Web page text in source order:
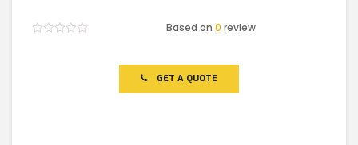
Based on0 review
GET A QUOTE